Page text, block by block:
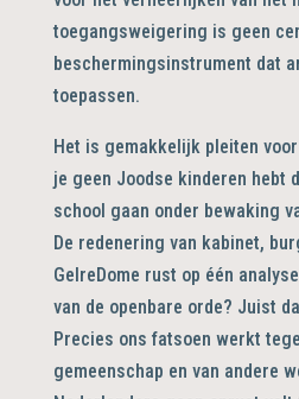
toegangsweigering is geen
beschermingsinstrument dat
toepassen.
Het is gemakkelijk pleiten
je geen Joodse kinderen hebt
school gaan onder bewaking
De redenering van kabinet,
GelreDome rust op één
van de openbare orde? Juist
Precies ons fatsoen werkt
gemeenschap en van andere